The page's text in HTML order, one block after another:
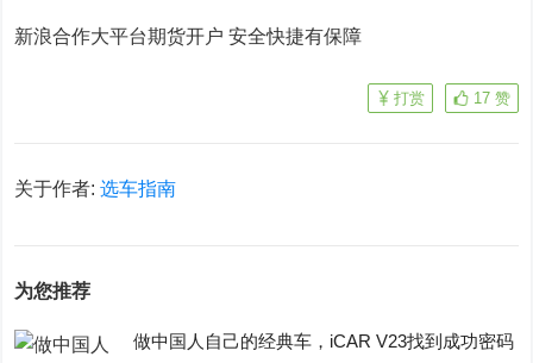
新浪合作大平台期货开户 安全快捷有保障
17 赞
打赏
关于作者:选车指南
为您推荐
做中国人自己的经典车，iCAR V23找到成功密码